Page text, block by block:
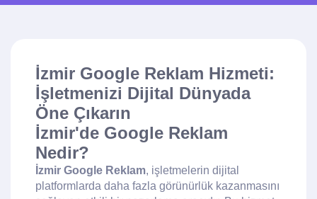
İzmir Google Reklam Hizmeti:
İşletmenizi Dijital Dünyada
Öne Çıkarın
İzmir'de Google Reklam
Nedir?
İzmir Google Reklam, işletmelerin dijital
platformlarda daha fazla görünürlük kazanmasını